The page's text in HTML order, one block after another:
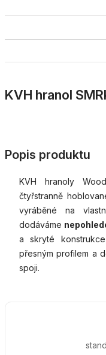
KVH hranol
Popis produktu
KVH hranoly
čtyřstranně
vyráběné na
dodáváme
a skryté
přesným profilem a
spoji.